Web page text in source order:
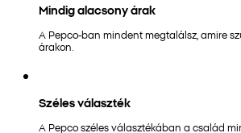
Mindig alacsony árak
A Pepco-ban mindent megtalálsz, amire
árakon.
Széles választék
A Pepco széles választékában a család